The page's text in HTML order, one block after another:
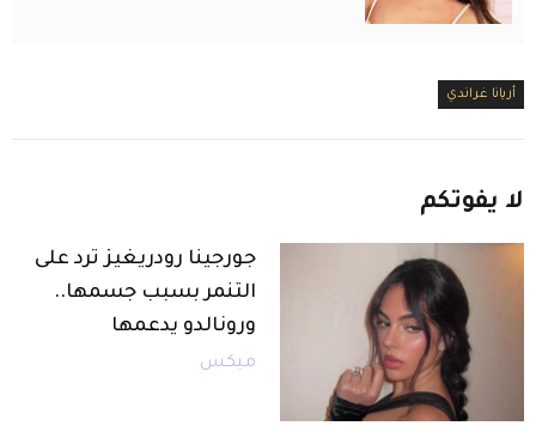
أريانا غراندي
لا يفوتكم
جورجينا رودريغيز ترد على
التنمر بسبب جسمها..
ورونالدو يدعمها
ميكس